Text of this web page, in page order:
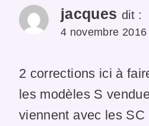
jacques dit :
4 novembre
2 corrections ici à
les modèles S
viennent avec les